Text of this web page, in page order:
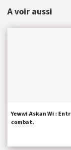
A voir aussi
Yewwi Askan Wi :
combat.